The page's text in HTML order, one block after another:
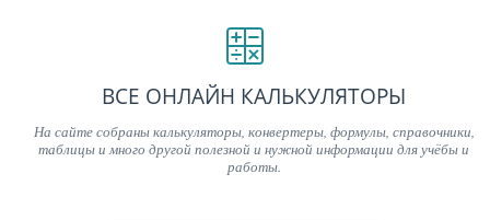
ВСЕ ОНЛАЙН КАЛЬКУЛЯТОРЫ
На сайте собраны калькуляторы, конвертеры, формулы, справочники,
таблицы и много другой полезной и нужной информации для учёбы и
работы.